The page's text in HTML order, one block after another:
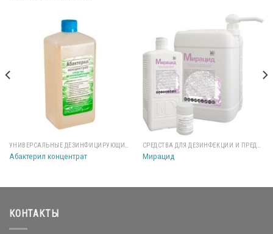
Абактерил концентрат Мирацид
КОНТАКТЫ